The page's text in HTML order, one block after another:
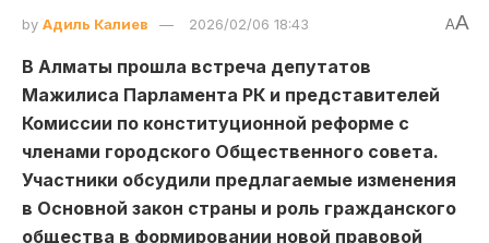
by Адиль Калиев 2026/02/06 18:43 AA
В Алматы прошла встреча депутатов
Мажилиса Парламента РК и представителей
Комиссии по конституционной реформе с
членами городского Общественного совета.
Участники обсудили предлагаемые изменения
в Основной закон страны и роль гражданского
общества в формировании новой правовой